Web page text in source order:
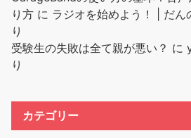
り方 に ラジオを始めよう！ | だん
り
受験生の失敗は全て親が悪い？ に
り
カテゴリー